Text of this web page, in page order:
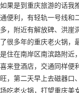
如果是到重庆旅游的话我
通便利，有轻轨一号线和
多，附近有解放碑、洪崖
了很多年的重庆老火锅，
是住在南岸区南滨路附近
喜来登酒店，交通同样便
旺，第二天早上去磁器口
场吃老火锅，打望重庆美